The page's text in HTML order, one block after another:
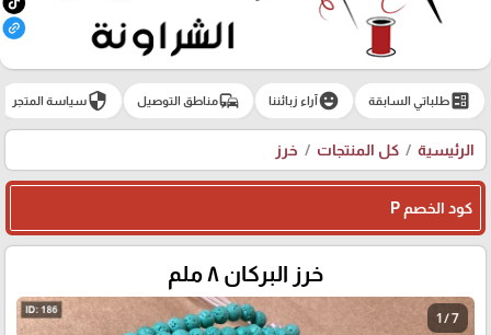
ballotطلباتي السابقة emoji_emotionsآراء زبائننا commuteمناطق التوصيل securityسياسة المتجر
الرئيسية كل المنتجات خرز
كود الخصم P
خرز البركان ٨ ملم
1 / 7